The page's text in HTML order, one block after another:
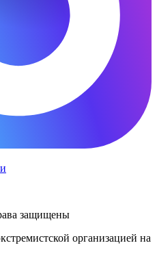
защищены
организацией на